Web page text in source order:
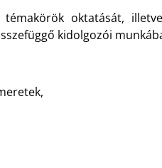
oktatását,
kidolgozói